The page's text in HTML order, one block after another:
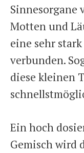
Sinnesorgane
Motten und
eine sehr
verbunden.
diese kleinen
Ein hoch
Gemisch wird